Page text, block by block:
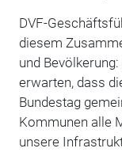
DVF-
diesem
und
erwarten, dass
Bundestag
Kommunen alle
unsere